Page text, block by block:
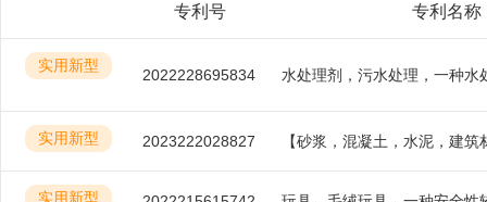
专利号 专利名称
2022228695834
实用新型
2023222028827 【砂浆，混凝土，水泥，建
实用新型
实用新型